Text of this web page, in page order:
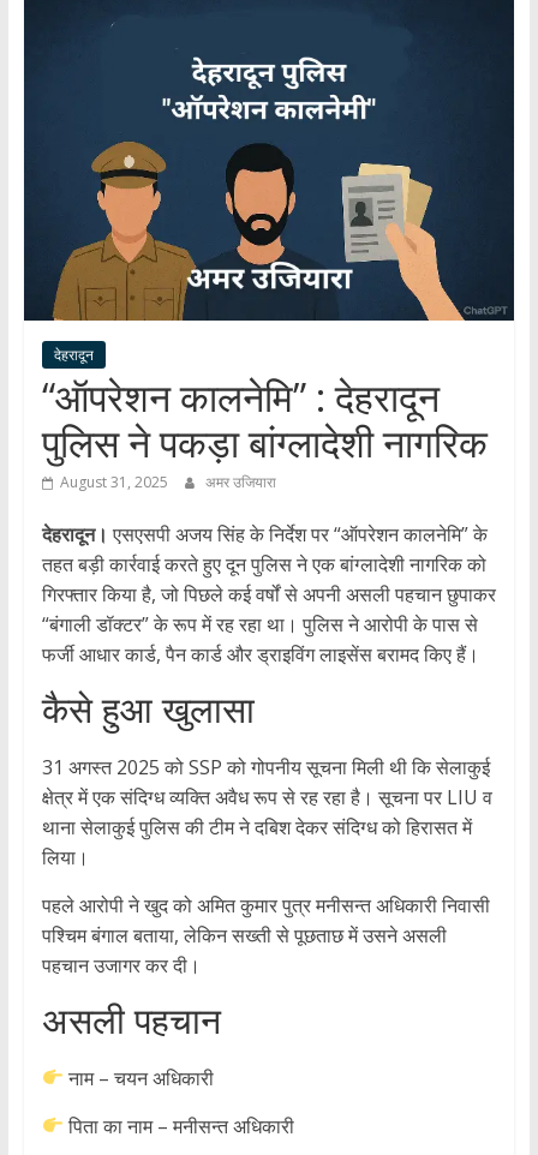
देहरादून
“ऑपरेशन कालनेमि” : देहरादून
पुलिस ने पकड़ा बांग्लादेशी नागरिक
August 31, 2025 अमर उजियारा
देहरादून। एसएसपी अजय सिंह के निर्देश पर “ऑपरेशन कालनेमि” के
तहत बड़ी कार्रवाई करते हुए दून पुलिस ने एक बांग्लादेशी नागरिक को
गिरफ्तार किया है, जो पिछले कई वर्षों से अपनी असली पहचान छुपाकर
“बंगाली डॉक्टर” के रूप में रह रहा था। पुलिस ने आरोपी के पास से
फर्जी आधार कार्ड, पैन कार्ड और ड्राइविंग लाइसेंस बरामद किए हैं।
कैसे हुआ खुलासा
31 अगस्त 2025 को SSP को गोपनीय सूचना मिली थी कि सेलाकुई
क्षेत्र में एक संदिग्ध व्यक्ति अवैध रूप से रह रहा है। सूचना पर LIU व
थाना सेलाकुई पुलिस की टीम ने दबिश देकर संदिग्ध को हिरासत में
लिया।
पहले आरोपी ने खुद को अमित कुमार पुत्र मनीसन्त अधिकारी निवासी
पश्चिम बंगाल बताया, लेकिन सख्ती से पूछताछ में उसने असली
पहचान उजागर कर दी।
असली पहचान
नाम – चयन अधिकारी
पिता का नाम – मनीसन्त अधिकारी